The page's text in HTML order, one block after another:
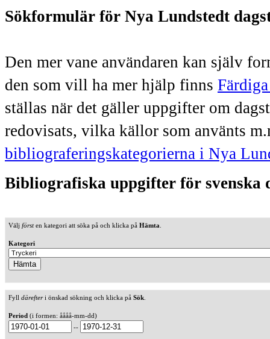
Sökformulär för Nya Lundstedt
Den mer vane användaren kan själv
den som vill ha mer hjälp finns
ställas när det gäller uppgifter om
redovisats, vilka källor som använts
bibliograferingskategorierna i Nya
Bibliografiska uppgifter för svenska
Välj försten kategori att söka på och klicka på Hämta
Kategori
Fyll därefteri önskad sökning och klicka på Sök
Period (i formen: åååå-mm-dd)
--